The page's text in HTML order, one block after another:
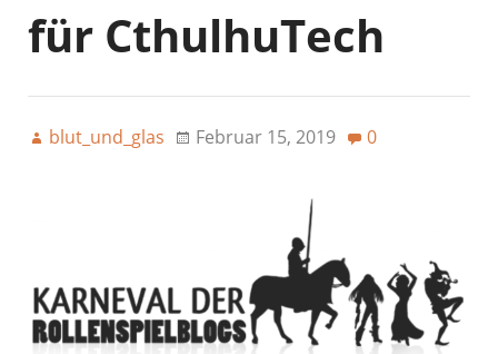
für CthulhuTech
blut_und_glas Februar 15, 2019 0